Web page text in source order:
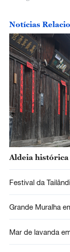
Notícias
Aldeia
Festival da
Grande Muralha
Mar de lavanda